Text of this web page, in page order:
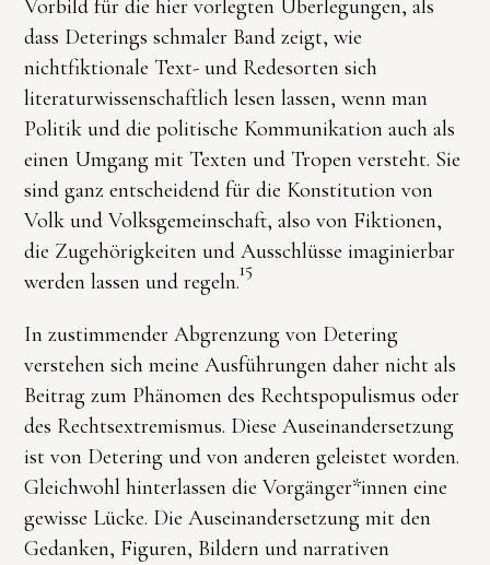
Vorbild für die hier vorlegten Überlegungen, als
dass Deterings schmaler Band zeigt, wie
nichtfiktionale Text- und Redesorten sich
literaturwissenschaftlich lesen lassen, wenn man
Politik und die politische Kommunikation auch als
einen Umgang mit Texten und Tropen versteht. Sie
sind ganz entscheidend für die Konstitution von
Volk und Volksgemeinschaft, also von Fiktionen,
die Zugehörigkeiten und Ausschlüsse imaginierbar
werden lassen und regeln.15
In zustimmender Abgrenzung von Detering
verstehen sich meine Ausführungen daher nicht als
Beitrag zum Phänomen des Rechtspopulismus oder
des Rechtsextremismus. Diese Auseinandersetzung
ist von Detering und von anderen geleistet worden.
Gleichwohl hinterlassen die Vorgänger*innen eine
gewisse Lücke. Die Auseinandersetzung mit den
Gedanken, Figuren, Bildern und narrativen